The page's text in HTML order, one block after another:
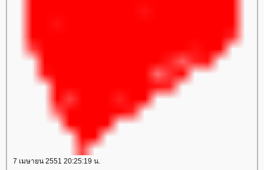
7 เมษายน 2551 20:25:19 น.